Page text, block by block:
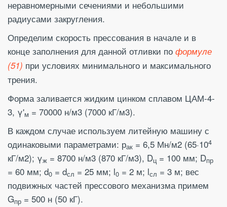
неравномерными сечениями и небольшими
радиусами закругления.
Определим скорость прессования в начале и в
конце заполнения для данной отливки по формуле
(51) при условиях минимального и максимального
трения.
Форма заливается жидким цинком сплавом ЦАМ-4-
3, γ'м = 70000 н/м3 (7000 кГ/м3).
В каждом случае используем литейную машину с
одинаковыми параметрами: рак = 6,5 Мн/м2 (65·104
кГ/м2); γж = 8700 н/м3 (870 кГ/м3), Dц = 100 мм; Dпр
= 60 мм; d0 = dсл = 25 мм; l0 = 2 м; lсл = 3 м; вес
подвижных частей прессового механизма примем
Gпр = 500 н (50 кГ).